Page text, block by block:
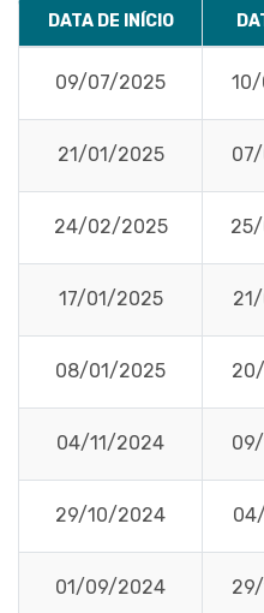
DATA DE INÍCIO
09/07/2025
21/01/2025
24/02/2025
17/01/2025
08/01/2025
04/11/2024
29/10/2024
01/09/2024